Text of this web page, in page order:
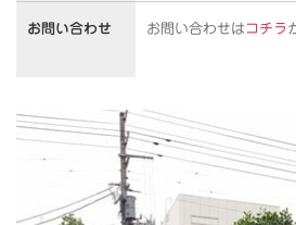
お問い合わせ お問い合わせはコチラ